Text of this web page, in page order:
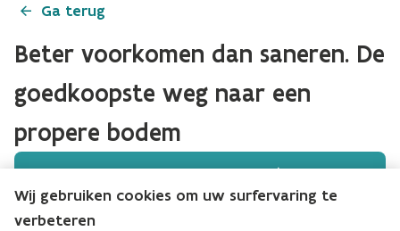
Ga terug
Beter voorkomen dan saneren. De
goedkoopste weg naar een
propere bodem
Download document
Publicatie
Wij gebruiken cookies om uw surfervaring te
verbeteren